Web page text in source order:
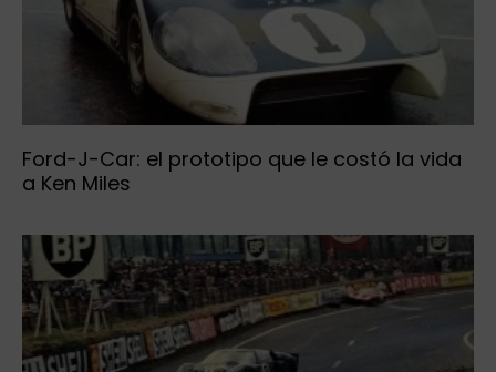
Ford-J-Car: el prototipo que le costó la vida
a Ken Miles